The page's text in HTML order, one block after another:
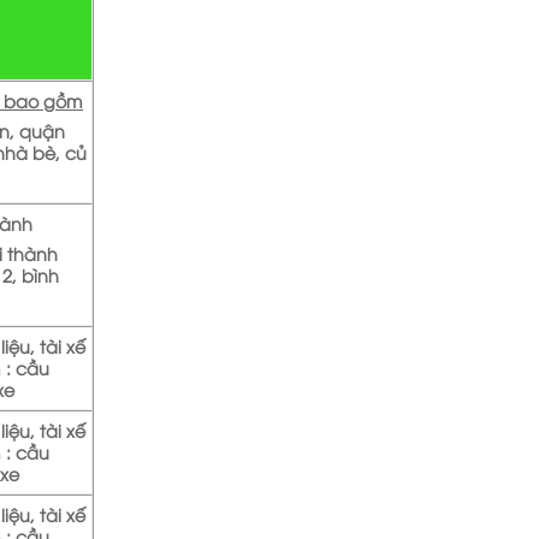
bao gồm
quận
bè, củ
thành
bình
tài xế
: cầu
tài xế
: cầu
tài xế